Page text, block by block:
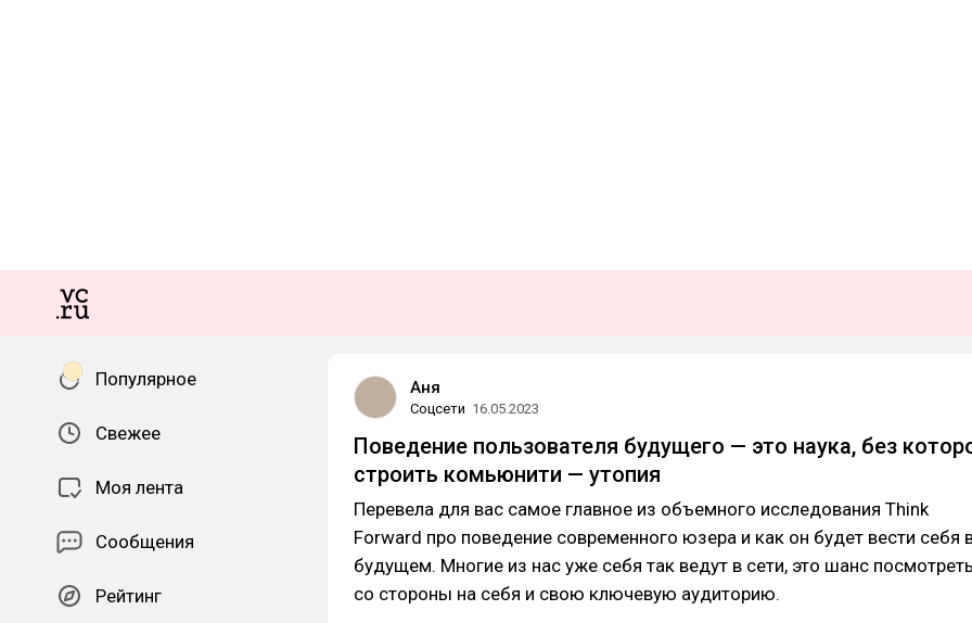
Популярное
Свежее
Моя лента
Сообщения
Рейтинг
Аня
Соцсети 16.05.2023
Поведение пользователя будущего — это наука, без
строить комьюнити — утопия
Перевела для вас самое главное из объемного исследования Think
Forward про поведение современного юзера и как он будет вести себя
будущем. Многие из нас уже себя так ведут в сети, это шанс
со стороны на себя и свою ключевую аудиторию.